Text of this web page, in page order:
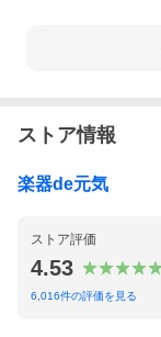
ストア情報
楽器de元気
ストア評価
4.53
6,016件の評価を見る